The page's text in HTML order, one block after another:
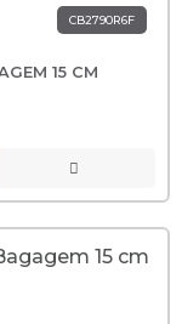
CB2790R6F
15 CM